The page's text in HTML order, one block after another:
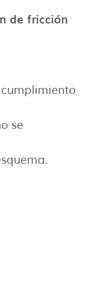
de fricción
se